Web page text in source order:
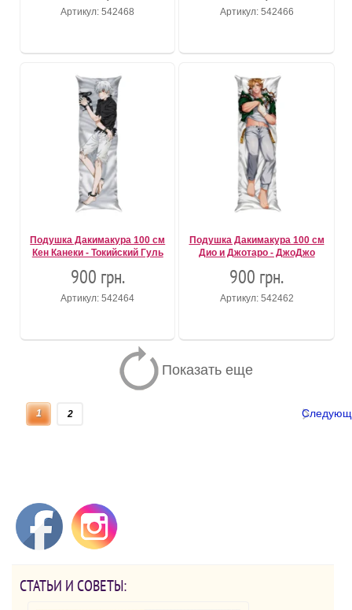
Артикул: 542468 Артикул: 542466
Подушка Дакимакура 100 см
Кен Канеки - Токийский Гуль
900 грн.
Артикул: 542464
Подушка Дакимакура 100 см
Дио и Джотаро - ДжоДжо
900 грн.
Артикул: 542462
Показать еще
1 2
СТАТЬИ И СОВЕТЫ: